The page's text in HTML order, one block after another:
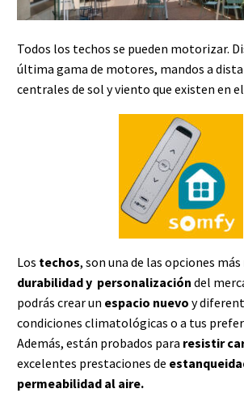
Todos los techos se pueden motorizar.
última gama de motores, mandos a
centrales de sol y viento que existen en
Los techos, son una de las opciones más
durabilidad y personalización del
podrás crear un espacio nuevo y
condiciones climatológicas o a tus
Además, están probados para resistir
excelentes prestaciones de
permeabilidad al aire.